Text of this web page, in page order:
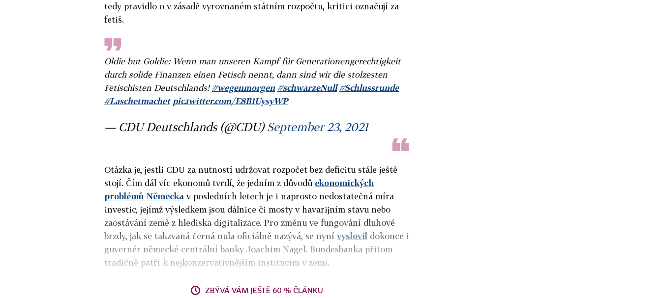
tedy pravidlo o v zásadě vyrovnaném státním rozpočtu, kritici označují za
fetiš.
Oldie but Goldie: Wenn man unseren Kampf für Generationengerechtigkeit
durch solide Finanzen einen Fetisch nennt, dann sind wir die stolzesten
Fetischisten Deutschlands!#wegenmorgen #schwarzeNull #Schlussrunde
#Laschetmachet pic.twitter.com/E8B1UysyWP
— CDU Deutschlands (@CDU)September 23, 2021
Otázka je, jestli CDU za nutností udržovat rozpočet bez deficitu stále ještě
stojí. Čím dál víc ekonomů tvrdí, že jedním z důvodů ekonomických
problémů Německa v posledních letech je i naprosto nedostatečná míra
investic, jejímž výsledkem jsou dálnice či mosty v havarijním stavu nebo
zaostávání země z hlediska digitalizace. Pro změnu ve fungování dluhové
brzdy, jak se takzvaná černá nula oficiálně nazývá, se nynívyslovil dokonce i
guvernér německé centrální banky Joachim Nagel. Bundesbanka přitom
tradičně patří k nejkonzervativnějším institucím v zemi.
ZBÝVÁ VÁM JEŠTĚ 60 % ČLÁNKU